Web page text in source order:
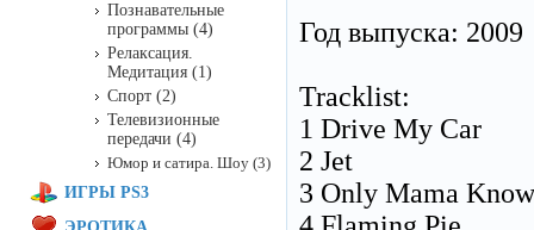
Год выпуска: 2009
Tracklist:
1 Drive My Car
2 Jet
3 Only Mama
Познавательные
программы (4)
Релаксация.
Медитация (1)
Спорт (2)
Телевизионные
передачи (4)
Юмор и сатира. Шоу (3)
ИГРЫ PS3